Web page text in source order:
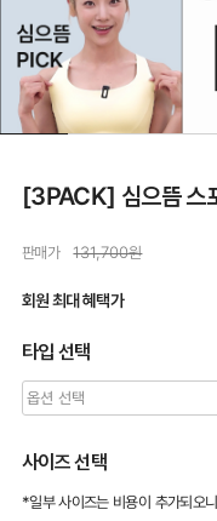
[3PACK] 심으뜸 스
판매가 131,700원
회원 최대 혜택가
타입 선택
사이즈 선택
*일부 사이즈는 비용이 추가되오